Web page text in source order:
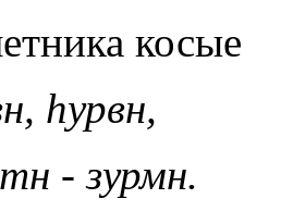
косые
hурвн,
- зурмн.